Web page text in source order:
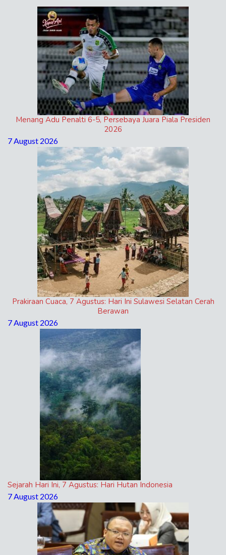
Menang Adu Penalti 6-5, Persebaya Juara Piala Presiden
2026
7 August 2026
Prakiraan Cuaca, 7 Agustus: Hari Ini Sulawesi Selatan Cerah
Berawan
7 August 2026
Sejarah Hari Ini, 7 Agustus: Hari Hutan Indonesia
7 August 2026